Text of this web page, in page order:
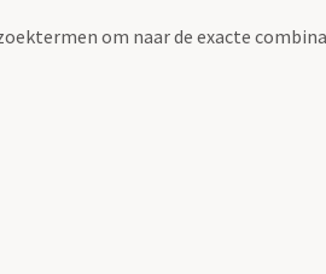
om naar de exacte